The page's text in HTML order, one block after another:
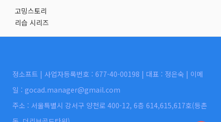
고밍스토리
리습 시리즈
정소프트 | 사업자등록번호 : 677-40-00198 | 대표 : 정은숙 | 이메
일 : gocad.manager@gmail.com
주소 : 서울특별시 강서구 양천로 400-12, 6층 614,615,617호(등촌